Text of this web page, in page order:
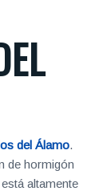
del Álamo.
de hormigón
altamente